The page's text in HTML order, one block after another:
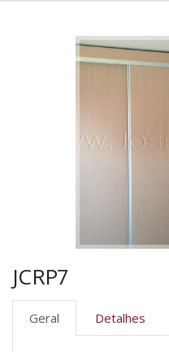
JCRP7
Geral Detalhes